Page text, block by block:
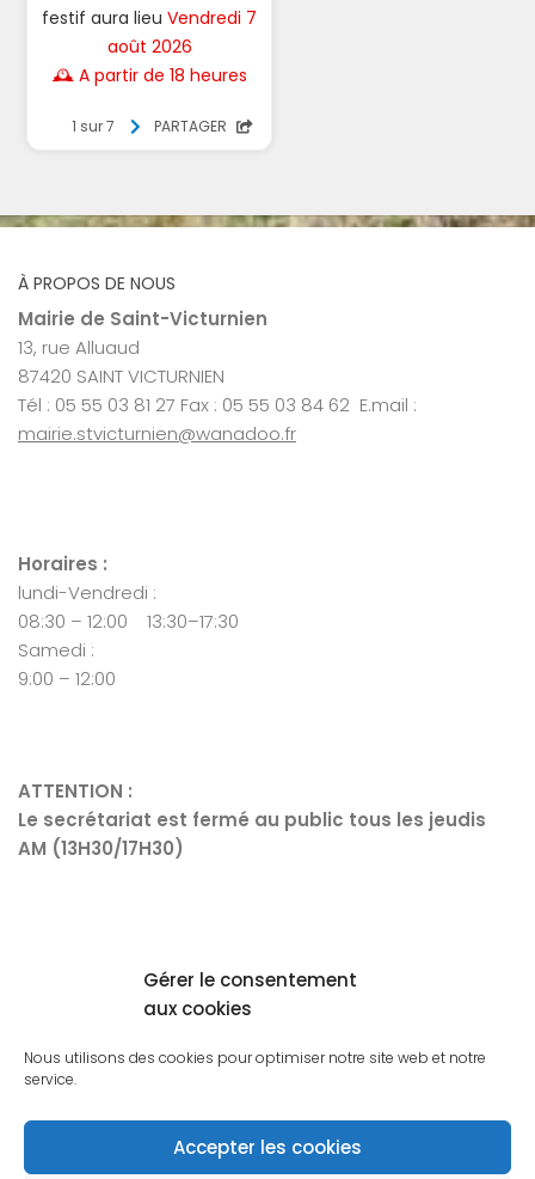
Gérer le consentement
aux cookies
Nous utilisons des cookies pour optimiser notre site web et notre
service.
Accepter les cookies
À PROPOS DE NOUS
Mairie de Saint-Victurnien
13, rue Alluaud
87420 SAINT VICTURNIEN
Tél : 05 55 03 81 27 Fax : 05 55 03 84 62 E.mail :
mairie.stvicturnien@wanadoo.fr
Horaires :
lundi-Vendredi :
08:30 – 12:00 13:30–17:30
Samedi :
9:00 – 12:00
ATTENTION :
Le secrétariat est fermé au public tous les jeudis
AM (13H30/17H30)
Thème Hueman conçus par Press Customizr et modifié